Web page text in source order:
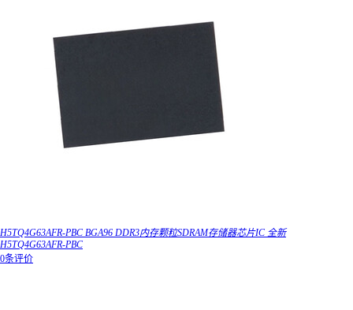
H5TQ4G63AFR-PBC BGA96 DDR3内存颗粒SDRAM存储器芯片IC 全新
H5TQ4G63AFR-PBC
0条评价